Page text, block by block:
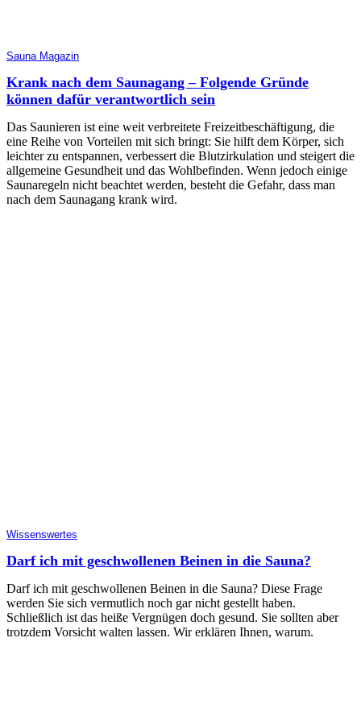
Sauna Magazin
Krank nach dem Saunagang – Folgende Gründe
können dafür verantwortlich sein
Das Saunieren ist eine weit verbreitete Freizeitbeschäftigung, die
eine Reihe von Vorteilen mit sich bringt: Sie hilft dem Körper, sich
leichter zu entspannen, verbessert die Blutzirkulation und steigert die
allgemeine Gesundheit und das Wohlbefinden. Wenn jedoch einige
Saunaregeln nicht beachtet werden, besteht die Gefahr, dass man
nach dem Saunagang krank wird.
Wissenswertes
Darf ich mit geschwollenen Beinen in die Sauna?
Darf ich mit geschwollenen Beinen in die Sauna? Diese Frage
werden Sie sich vermutlich noch gar nicht gestellt haben.
Schließlich ist das heiße Vergnügen doch gesund. Sie sollten aber
trotzdem Vorsicht walten lassen. Wir erklären Ihnen, warum.